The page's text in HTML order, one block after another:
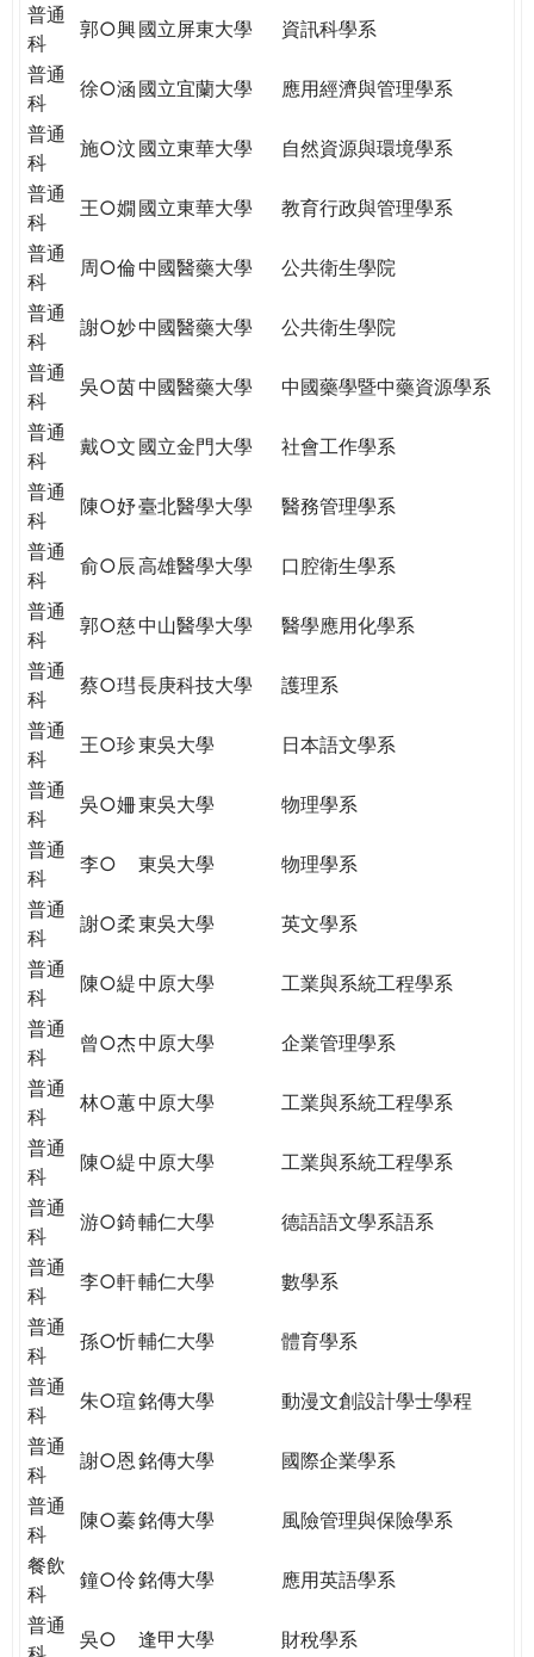
普通
科
郭○興國立屏東大學
資訊科學系
普通
科
徐○涵 國立宜蘭大學
應用經濟與管理學系
普通
科
施○汶 國立東華大學
自然資源與環境學系
普通
科
王○嫺國立東華大學
教育行政與管理學系
普通
科
周○倫中國醫藥大學
公共衛生學院
普通
科
謝○妙中國醫藥大學
公共衛生學院
普通
科
吳○茵中國醫藥大學
中國藥學暨中藥資源學系
普通
科
戴○文 國立金門大學
社會工作學系
普通
科
陳○妤臺北醫學大學
醫務管理學系
普通
科
俞○辰高雄醫學大學
口腔衛生學系
普通
科
郭○慈中山醫學大學
醫學應用化學系
普通
科
蔡○㻰長庚科技大學
護理系
普通
科
王○珍東吳大學
日本語文學系
普通
科
吳○姍東吳大學
物理學系
普通
科
李○ 東吳大學
物理學系
普通
科
謝○柔東吳大學
英文學系
普通
科
陳○緹中原大學
工業與系統工程學系
普通
科
曾○杰中原大學
企業管理學系
普通
科
林○蕙中原大學
工業與系統工程學系
普通
科
陳○緹中原大學
工業與系統工程學系
普通
科
游○錡輔仁大學
德語語文學系語系
普通
科
李○軒輔仁大學
數學系
普通
科
孫○忻輔仁大學
體育學系
普通
科
朱○瑄銘傳大學
動漫文創設計學士學程
普通
科
謝○恩 銘傳大學
國際企業學系
普通
科
陳○蓁銘傳大學
風險管理與保險學系
餐飲
科
鐘○伶銘傳大學
應用英語學系
普通
吳○ 逢甲大學 財稅學系